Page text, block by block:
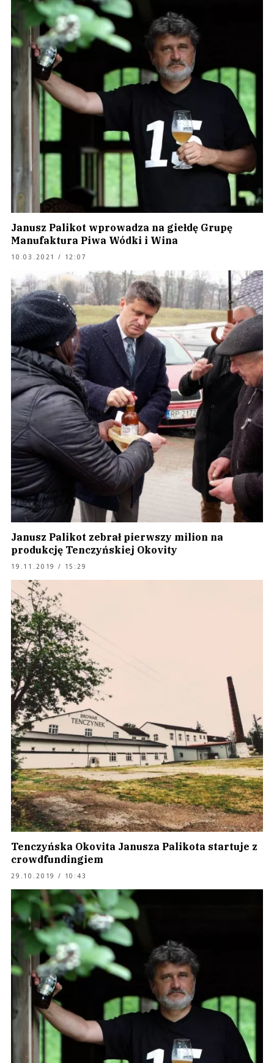
Janusz Palikot wprowadza na giełdę Grupę
Manufaktura Piwa Wódki i Wina
10.03.2021 / 12:07
Janusz Palikot zebrał pierwszy milion na
produkcję Tenczyńskiej Okovity
19.11.2019 / 15:29
Tenczyńska Okovita Janusza Palikota startuje z
crowdfundingiem
29.10.2019 / 10:43